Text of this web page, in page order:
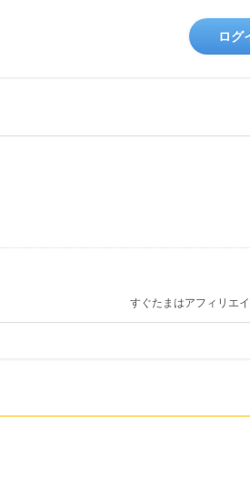
ログ
すぐたまはアフィリエ